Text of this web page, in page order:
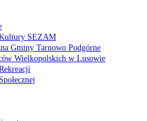
SEZAM
Gminy Tarnowo Podgórne
Wielkopolskich w Lusowie